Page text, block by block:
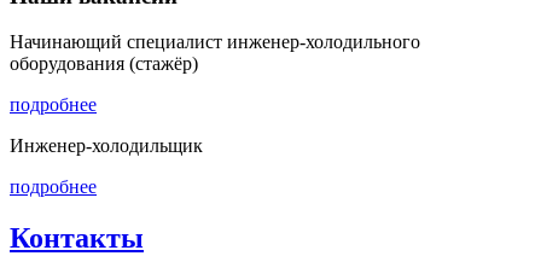
Начинающий специалист инженер-холодильного
оборудования (стажёр)
подробнее
Инженер-холодильщик
подробнее
Контакты